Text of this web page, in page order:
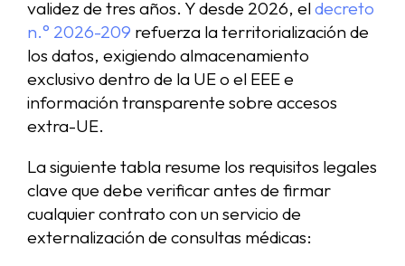
validez de tres años. Y desde 2026, eldecreto
n.° 2026-209 refuerza la territorialización de
los datos, exigiendo almacenamiento
exclusivo dentro de la UE o el EEE e
información transparente sobre accesos
extra-UE.
La siguiente tabla resume los requisitos legales
clave que debe verificar antes de firmar
cualquier contrato con un servicio de
externalización de consultas médicas: